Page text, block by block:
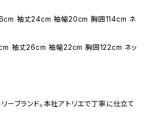
袖丈24cm 袖幅20cm 胸囲114cm ネ
袖丈26cm 袖幅22cm 胸囲122cm ネッ
ーブランド。本社アトリエで丁寧に仕立て